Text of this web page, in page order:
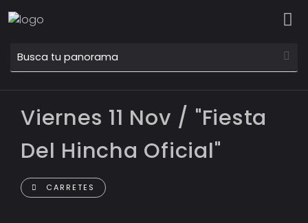
Viernes 11 Nov / "Fiesta
Del Hincha Oficial"
CARRETES